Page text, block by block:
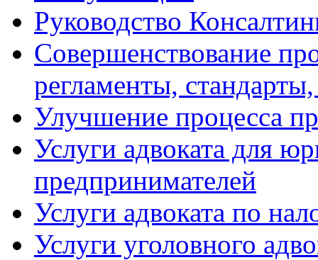
Руководство
Совершенствование
регламенты,
Улучшение процесса
Услуги адвоката для
предпринимателей
Услуги адвоката по
Услуги уголовного